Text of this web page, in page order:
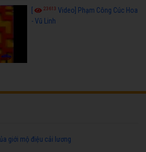
23613 Video] Phạm Công Cúc Hoa
- Vũ Linh
giới mộ điệu cải lương